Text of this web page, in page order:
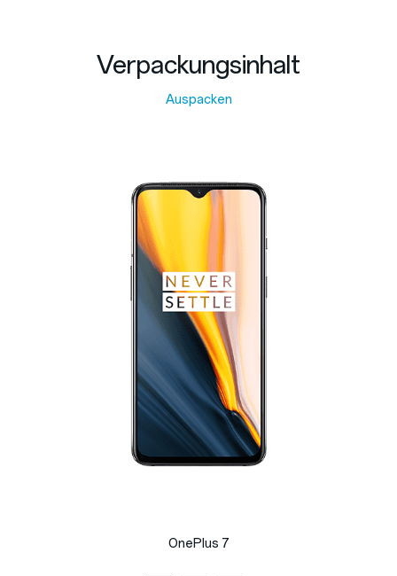
Verpackungsinhalt
Auspacken
OnePlus 7